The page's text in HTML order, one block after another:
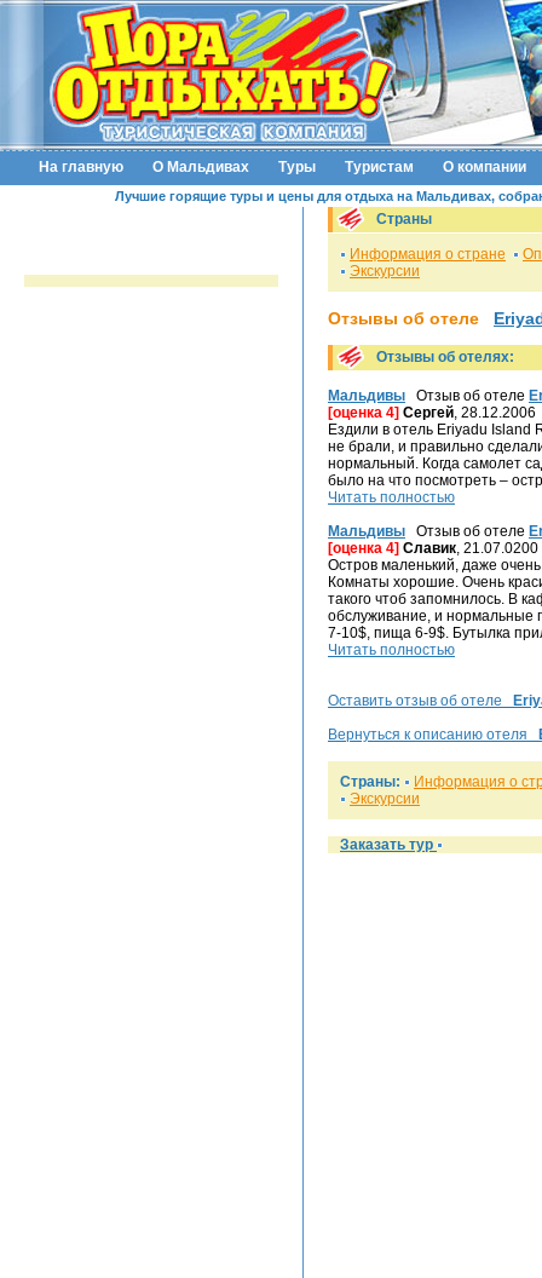
На главную О Мальдивах Туры Туристам О компании
Лучшие горящие туры и цены для отдыха на Мальдивах,
Страны
Информация о стране
Экскурсии
Отзывы об отеле
Отзывы об отелях:
Мальдивы Отзыв об отеле
[оценка 4] Сергей, 28.12.2006
Ездили в отель Eriyadu Island
не брали, и правильно
нормальный. Когда самолет
было на что посмотреть –
Читать полностью
Мальдивы Отзыв об отеле
[оценка 4] Славик, 21.07.0200
Остров маленький, даже
Комнаты хорошие. Очень
такого чтоб запомнилось. В
обслуживание, и нормальные
7-10$, пища 6-9$. Бутылка
Читать полностью
Оставить отзыв об отеле
Вернуться к описанию отеля
Страны:
Информация о
Экскурсии
Заказать тур